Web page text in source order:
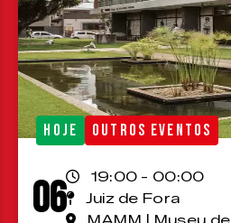
HOJE OUTROS EVENTOS
06
19:00 - 00:00
Juiz de Fora